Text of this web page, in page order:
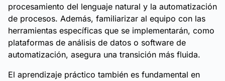
procesamiento del lenguaje natural y la automatización
de procesos. Además, familiarizar al equipo con las
herramientas específicas que se implementarán, como
plataformas de análisis de datos o software de
automatización, asegura una transición más fluida.
El aprendizaje práctico también es fundamental en